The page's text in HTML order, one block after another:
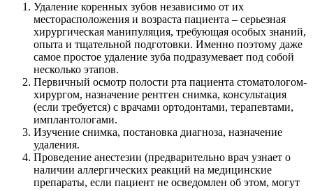
Удаление коренных зубов независимо от их
месторасположения и возраста пациента – серьезная
хирургическая манипуляция, требующая особых знаний,
опыта и тщательной подготовки. Именно поэтому даже
самое простое удаление зуба подразумевает под собой
несколько этапов.
Первичный осмотр полости рта пациента стоматологом-
хирургом, назначение рентген снимка, консультация
(если требуется) с врачами ортодонтами, терапевтами,
имплантологами.
Изучение снимка, постановка диагноза, назначение
удаления.
Проведение анестезии (предварительно врач узнает о
наличии аллергических реакций на медицинские
препараты, если пациент не осведомлен об этом, могут